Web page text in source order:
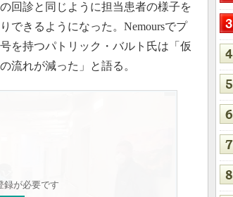
回診と同じように担当患者の様子を
できるようになった。Nemoursでプ
を持つパトリック・バルト氏は「仮
流れが減った」と語る。
録が必要です